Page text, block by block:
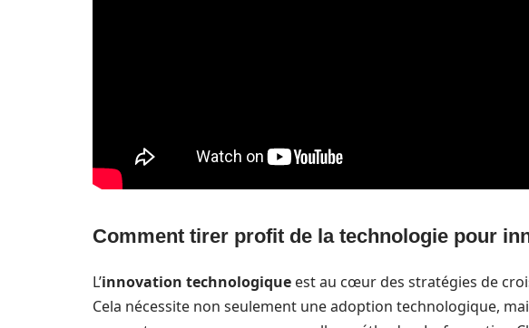
Comment tirer profit de la technologie pour
L’innovation technologique est au cœur des stratégies de
Cela nécessite non seulement une adoption technologique,